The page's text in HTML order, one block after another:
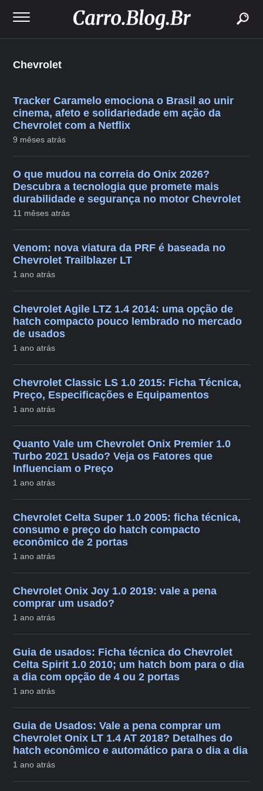
Chevrolet
Tracker Caramelo emociona o Brasil ao unir
cinema, afeto e solidariedade em ação da
Chevrolet com a Netflix
9 mêses atrás
O que mudou na correia do Onix 2026?
Descubra a tecnologia que promete mais
durabilidade e segurança no motor Chevrolet
11 mêses atrás
Venom: nova viatura da PRF é baseada no
Chevrolet Trailblazer LT
1 ano atrás
Chevrolet Agile LTZ 1.4 2014: uma opção de
hatch compacto pouco lembrado no mercado
de usados
1 ano atrás
Chevrolet Classic LS 1.0 2015: Ficha Técnica,
Preço, Especificações e Equipamentos
1 ano atrás
Quanto Vale um Chevrolet Onix Premier 1.0
Turbo 2021 Usado? Veja os Fatores que
Influenciam o Preço
1 ano atrás
Chevrolet Celta Super 1.0 2005: ficha técnica,
consumo e preço do hatch compacto
econômico de 2 portas
1 ano atrás
Chevrolet Onix Joy 1.0 2019: vale a pena
comprar um usado?
1 ano atrás
Guia de usados: Ficha técnica do Chevrolet
Celta Spirit 1.0 2010; um hatch bom para o dia
a dia com opção de 4 ou 2 portas
1 ano atrás
Guia de Usados: Vale a pena comprar um
Chevrolet Onix LT 1.4 AT 2018? Detalhes do
hatch econômico e automático para o dia a dia
1 ano atrás